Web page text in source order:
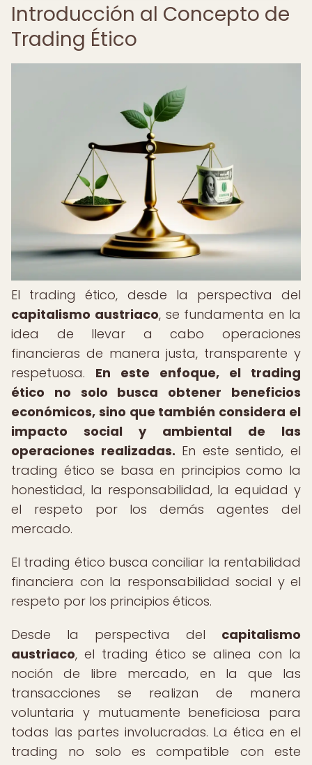
Introducción al Concepto de
Trading Ético
El trading ético, desde la perspectiva del
capitalismo austriaco, se fundamenta en la
idea de llevar a cabo operaciones
financieras de manera justa, transparente y
respetuosa. En este enfoque, el trading
ético no solo busca obtener beneficios
económicos, sino que también considera el
impacto social y ambiental de las
operaciones realizadas. En este sentido, el
trading ético se basa en principios como la
honestidad, la responsabilidad, la equidad y
el respeto por los demás agentes del
mercado.
El trading ético busca conciliar la rentabilidad
financiera con la responsabilidad social y el
respeto por los principios éticos.
Desde la perspectiva del capitalismo
austriaco, el trading ético se alinea con la
noción de libre mercado, en la que las
transacciones se realizan de manera
voluntaria y mutuamente beneficiosa para
todas las partes involucradas. La ética en el
trading no solo es compatible con este